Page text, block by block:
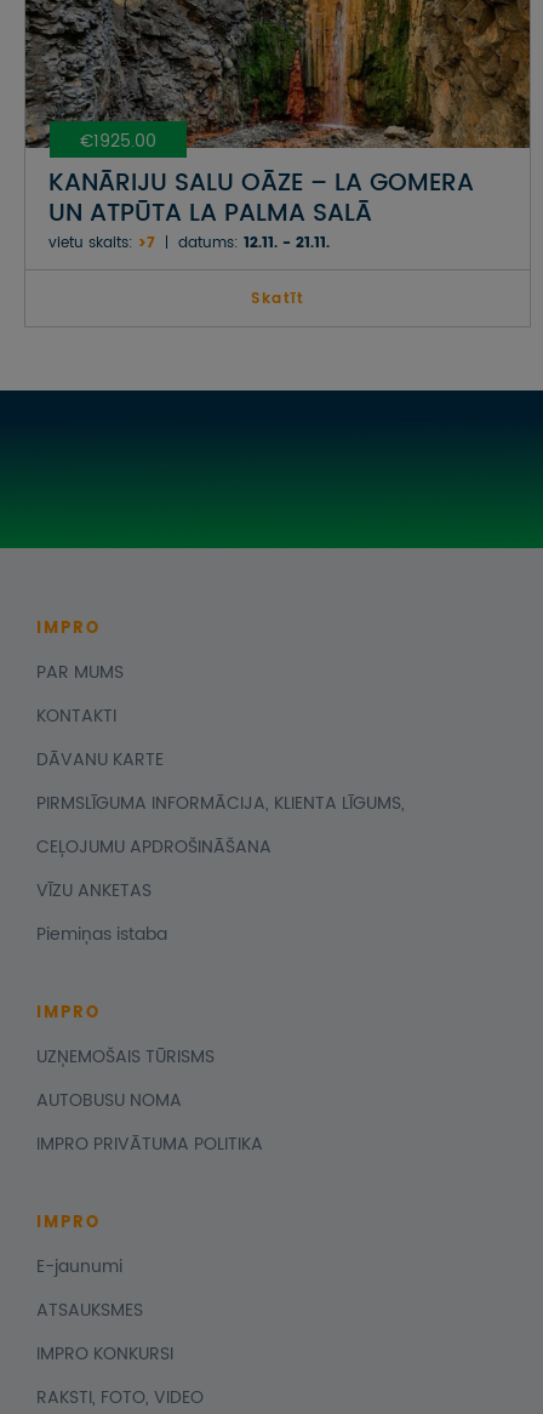
€1925.00
KANĀRIJU SALU OĀZE – LA GOMERA
UN ATPŪTA LA PALMA SALĀ
vietu skaits: >7 datums: 12.11. - 21.11.
Skatīt
IMPRO
PAR MUMS
KONTAKTI
DĀVANU KARTE
PIRMSLĪGUMA INFORMĀCIJA, KLIENTA LĪGUMS,
CEĻOJUMU APDROŠINĀŠANA
VĪZU ANKETAS
Piemiņas istaba
IMPRO
UZŅEMOŠAIS TŪRISMS
AUTOBUSU NOMA
IMPRO PRIVĀTUMA POLITIKA
IMPRO
E-jaunumi
ATSAUKSMES
IMPRO KONKURSI
RAKSTI, FOTO, VIDEO